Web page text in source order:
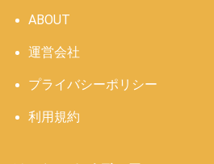
ABOUT
運営会社
プライバシーポリシー
利用規約